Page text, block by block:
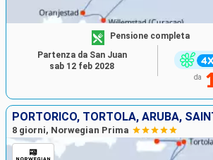
Pensione completa
da
Partenza da San Juan
sab 12 feb 2028
PORTORICO, TORTOLA, ARUBA,
8 giorni, Norwegian Prima